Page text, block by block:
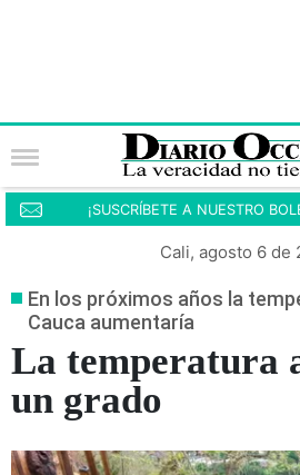
¡SUSCRÍBETE A NUESTRO
Cali, agosto 6 de
En los próximos años la
Cauca aumentaría
La temperatura
un grado